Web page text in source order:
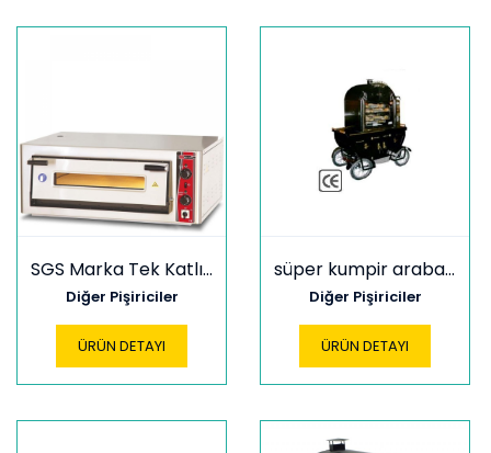
SGS Marka Tek Katlı Pizza Fırını
Diğer Pişiriciler
ÜRÜN DETAYI
süper kumpir arabası
Diğer Pişiriciler
ÜRÜN DETAYI